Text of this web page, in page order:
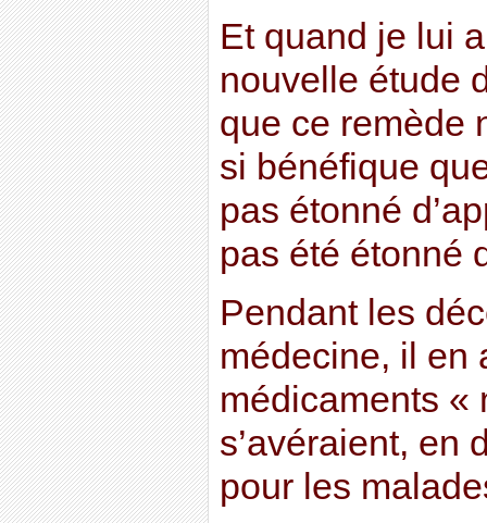
Et quand je lui
nouvelle étude
que ce remède
si bénéfique
pas étonné
pas été étonné
Pendant les
médecine, il en
médicaments «
s’avéraient, en
pour les